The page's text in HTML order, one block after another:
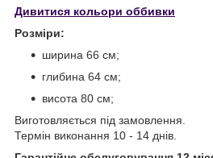
Дивитися кольори оббивки
Розміри:
ширина 66 см;
глибина 64 см;
висота 80 см;
Виготовляється під замовлення.
Термін виконання 10 - 14 днів.